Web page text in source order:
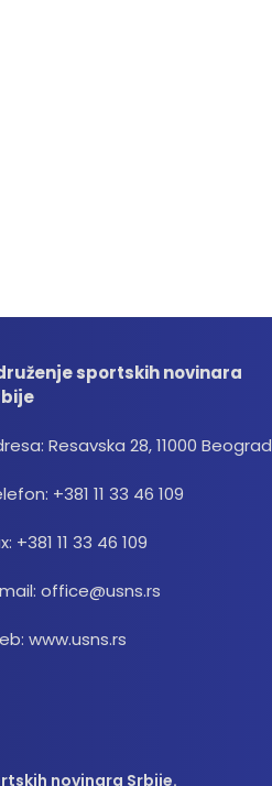
sportskih novinara
Resavska 28, 11000 Beograd
+381 11 33 46 109
+381 11 33 46 109
office@usns.rs
www.usns.rs
novinara Srbije.